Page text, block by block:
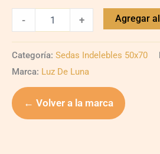
- + Agregar
Categoría: Sedas Indelebles 50x70
Marca: Luz De Luna
← Volver a la marca